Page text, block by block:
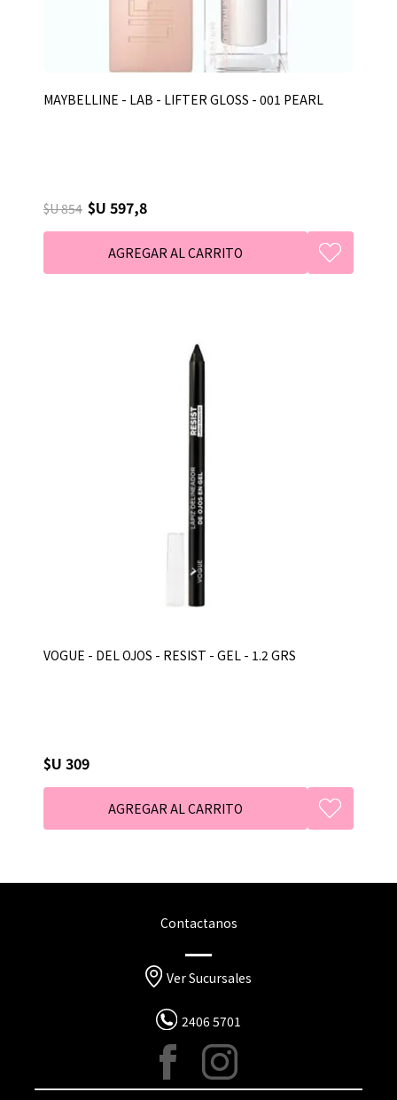
MAYBELLINE - LAB - LIFTER GLOSS - 001 PEARL
$U 854 $U 597,8
VOGUE - DEL OJOS - RESIST - GEL - 1.2 GRS
$U 309
Contactanos
Ver Sucursales
2406 5701